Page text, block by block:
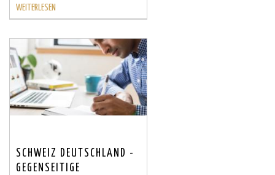
WEITERLESEN
SCHWEIZ DEUTSCHLAND -
GEGENSEITIGE